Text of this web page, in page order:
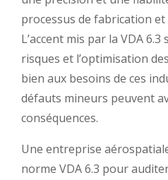
processus de fabrication
L’accent mis par la VDA
risques et l’optimisation
bien aux besoins de ces
défauts mineurs peuvent
conséquences.
Une entreprise
norme VDA 6.3 pour